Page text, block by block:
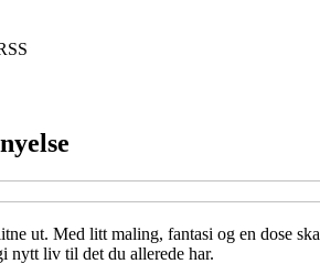
ut. Med litt maling, fantasi og en dose
nytt liv til det du allerede har.